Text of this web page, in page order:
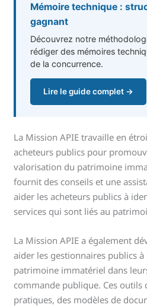
Mémoire technique :
gagnant
Découvrez notre
rédiger des mémoires
de la concurrence.
Lire le guide complet →
La Mission APIE travaille en
acheteurs publics pour
valorisation du patrimoine
fournit des conseils et une
aider les acheteurs publics à
services qui sont liés au
La Mission APIE a également
aider les gestionnaires publics
patrimoine immatériel dans
commande publique. Ces outils
pratiques, des modèles de